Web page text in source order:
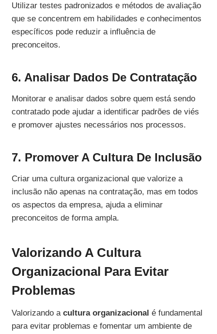
Utilizar testes padronizados e métodos de avaliação
que se concentrem em habilidades e conhecimentos
específicos pode reduzir a influência de
preconceitos.
6. Analisar Dados De Contratação
Monitorar e analisar dados sobre quem está sendo
contratado pode ajudar a identificar padrões de viés
e promover ajustes necessários nos processos.
7. Promover A Cultura De Inclusão
Criar uma cultura organizacional que valorize a
inclusão não apenas na contratação, mas em todos
os aspectos da empresa, ajuda a eliminar
preconceitos de forma ampla.
Valorizando A Cultura
Organizacional Para Evitar
Problemas
Valorizando a cultura organizacional é fundamental
para evitar problemas e fomentar um ambiente de